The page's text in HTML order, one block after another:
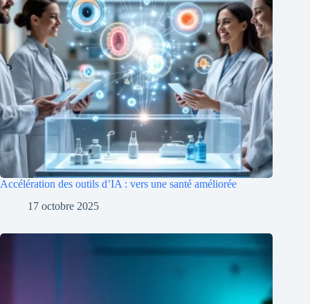
Accélération des outils d’IA : vers une santé améliorée
17 octobre 2025